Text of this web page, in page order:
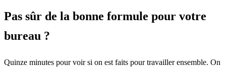
Pas sûr de la bonne formule pour votre
bureau ?
Quinze minutes pour voir si on est faits pour travailler ensemble. On